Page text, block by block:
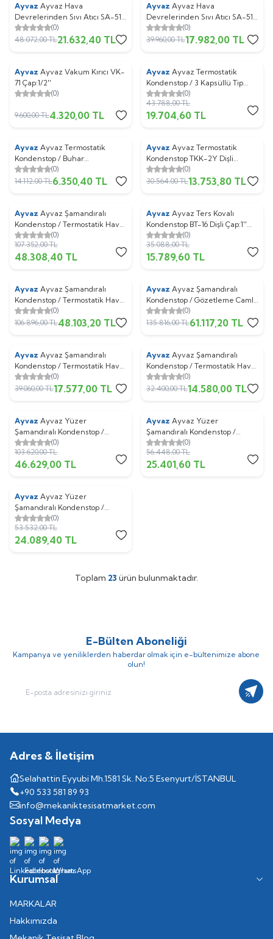
%55
Ayvaz Ayvaz Hava
Devrelerinden Sıvı Atıcı SA-51
Flanşlı Çap:25
(0)
48.072,00TL21.632,40 TL
%55
Ayvaz Ayvaz Hava
Devrelerinden Sıvı Atıcı SA-51
Dişli Çap:1''(0)
39.960,00TL17.982,00 TL
%55
Ayvaz Ayvaz Vakum Kırıcı VK-
71 Çap:1/2''
(0)
9.600,00TL4.320,00 TL
%55
Ayvaz Ayvaz Termostatik
Kondenstop / 3 Kapsüllü Tip
TKK-3 Dişli Çap:1''
(0)
43.788,00TL
19.704,60 TL
%55
Ayvaz Ayvaz Termostatik
Kondenstop / Buhar
Devrelerinden Hava Atıcı TKK-
11 Dişli ( Köşe Tip ) Çap:1/2''
(0)
14.112,00TL6.350,40 TL
%55
Ayvaz Ayvaz Termostatik
Kondenstop TKK-2Y Dişli
Çap:3/4''
(0)
30.564,00TL13.753,80 TL
%55
Ayvaz Ayvaz Şamandıralı
Kondenstop / Termostatik Hava
Tahliyeli SK-55 Dişli Çap: 1 1/2''
(0)
107.352,00TL
48.308,40 TL
%55
Ayvaz Ayvaz Ters Kovalı
Kondenstop BT-16 Dişli Çap:1''
5,4 bar
(0)
35.088,00TL
15.789,60 TL
%55
Ayvaz Ayvaz Şamandıralı
Kondenstop / Termostatik Hava
Tahliyeli SK-61 Dişli Çap:1''
(0)
106.896,00TL48.103,20 TL
%55
Ayvaz Ayvaz Şamandıralı
Kondenstop / Gözetleme Camlı
ve Fitreli SK-55LC Dişli Çap:1
1/2''
(0)
135.816,00TL61.117,20 TL
%55
Ayvaz Ayvaz Şamandıralı
Kondenstop / Termostatik Hava
Tahliyeli SK-51 Flanşlı Çap:20
(0)
39.060,00TL17.577,00 TL
%55
Ayvaz Ayvaz Şamandıralı
Kondenstop / Termostatik Hava
Tahliyeli SK-51 Dişli Çap:3/4''
(0)
32.400,00TL14.580,00 TL
%55
Ayvaz Ayvaz Yüzer
Şamandıralı Kondenstop /
Termostatik Hava Tahliyeli SFK-
61 D Dişli Çap:1/2''
(0)
103.620,00TL
46.629,00 TL
%55
Ayvaz Ayvaz Yüzer
Şamandıralı Kondenstop /
Termostatik Hava Tahliyeli SFK-
40 F Flanşlı Çap:20
(0)
56.448,00TL
25.401,60 TL
%55
Ayvaz Ayvaz Yüzer
Şamandıralı Kondenstop /
Termostatik Hava Tahliyeli SFK-
40 D Dişli Çap:3/4''
(0)
53.532,00TL
24.089,40 TL
Toplam 23 ürün bulunmaktadır.
E-Bülten Aboneliği
Kampanya ve yeniliklerden haberdar olmak için e-bültenimize abone
olun!
Adres & İletişim
Selahattin Eyyubi Mh.1581 Sk. No:5 Esenyurt/İSTANBUL
+90 533 581 89 93
info@mekaniktesisatmarket.com
Sosyal Medya
Kurumsal
MARKALAR
Hakkımızda